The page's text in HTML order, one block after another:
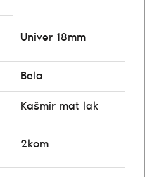
Univer 18mm
Bela
Kašmir mat lak
2kom